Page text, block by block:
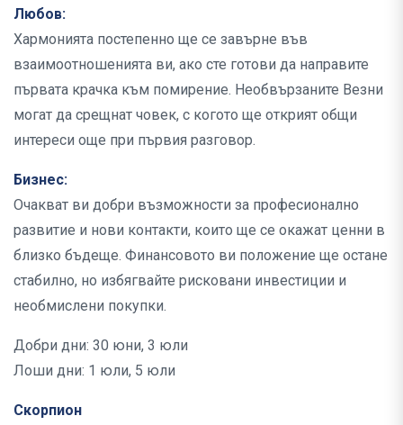
Любов:
Хармонията постепенно ще се завърне във
взаимоотношенията ви, ако сте готови да направите
първата крачка към помирение. Необвързаните Везни
могат да срещнат човек, с когото ще открият общи
интереси още при първия разговор.
Бизнес:
Очакват ви добри възможности за професионално
развитие и нови контакти, които ще се окажат ценни в
близко бъдеще. Финансовото ви положение ще остане
стабилно, но избягвайте рисковани инвестиции и
необмислени покупки.
Добри дни: 30 юни, 3 юли
Лоши дни: 1 юли, 5 юли
Скорпион